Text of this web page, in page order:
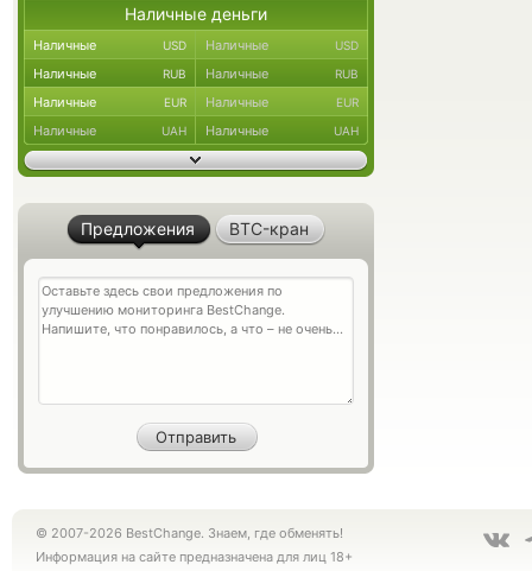
Наличные деньги
Наличные USD Наличные USD
Наличные RUB Наличные RUB
Наличные EUR Наличные EUR
Наличные UAH Наличные UAH
Предложения BTC-кран
© 2007-2026 BestChange. Знаем, где обменять!
Информация на сайте предназначена для лиц 18+